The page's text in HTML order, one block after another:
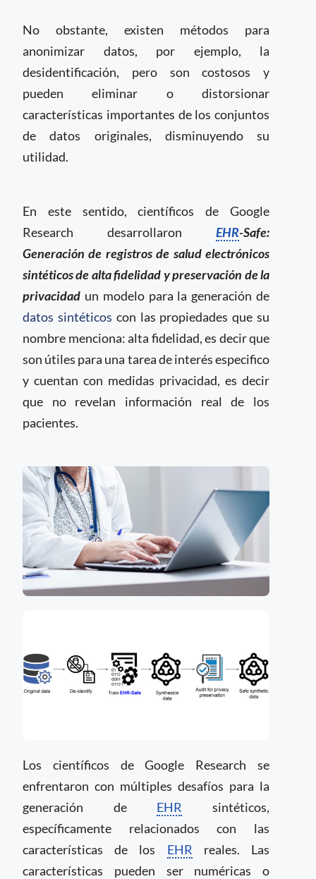
No obstante, existen métodos para
anonimizar datos, por ejemplo, la
desidentificación, pero son costosos y
pueden eliminar o distorsionar
características importantes de los conjuntos
de datos originales, disminuyendo su
utilidad.
En este sentido, científicos de Google
Research desarrollaron EHR-Safe:
Generación de registros de salud electrónicos
sintéticos de alta fidelidad y preservación de la
privacidad un modelo para la generación de
datos sintéticos con las propiedades que su
nombre menciona: alta fidelidad, es decir que
son útiles para una tarea de interés especifico
y cuentan con medidas privacidad, es decir
que no revelan información real de los
pacientes.
Los científicos de Google Research se
enfrentaron con múltiples desafíos para la
generación de EHR sintéticos,
específicamente relacionados con las
características de los EHR reales. Las
características pueden ser numéricas o